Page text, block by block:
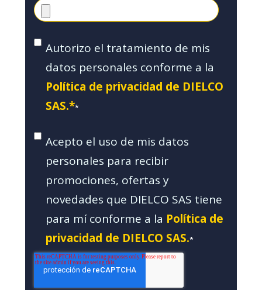
Autorizo el tratamiento de mis
datos personales conforme a la
Política de privacidad de DIELCO
SAS.**
Acepto el uso de mis datos
personales para recibir
promociones, ofertas y
novedades que DIELCO SAS tiene
para mí conforme a la Política de
privacidad de DIELCO SAS.*